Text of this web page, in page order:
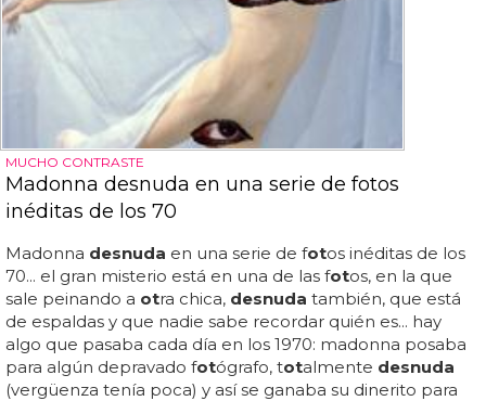
MUCHO CONTRASTE
Madonna desnuda en una serie de fotos
inéditas de los 70
Madonna desnuda en una serie de fotos inéditas de los
70... el gran misterio está en una de las fotos, en la que
sale peinando a otra chica, desnuda también, que está
de espaldas y que nadie sabe recordar quién es... hay
algo que pasaba cada día en los 1970: madonna posaba
para algún depravado fotógrafo, totalmente desnuda
(vergüenza tenía poca) y así se ganaba su dinerito para